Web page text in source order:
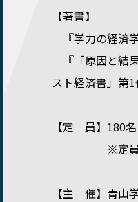
【著書】
『学力の経済
『「原因と結
スト経済書」第1
【定 員】180名
※定員の都合
【主 催】青山